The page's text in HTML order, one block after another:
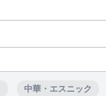
中華・エスニック